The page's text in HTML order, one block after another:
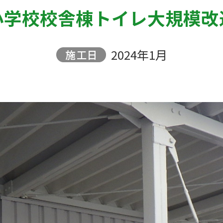
校校舎棟トイレ大規模
2024年1月